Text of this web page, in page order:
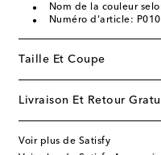
Nom de la couleur
Numéro d'article:
Taille Et Coupe
Livraison Et Retour
Voir plus de Satisfy